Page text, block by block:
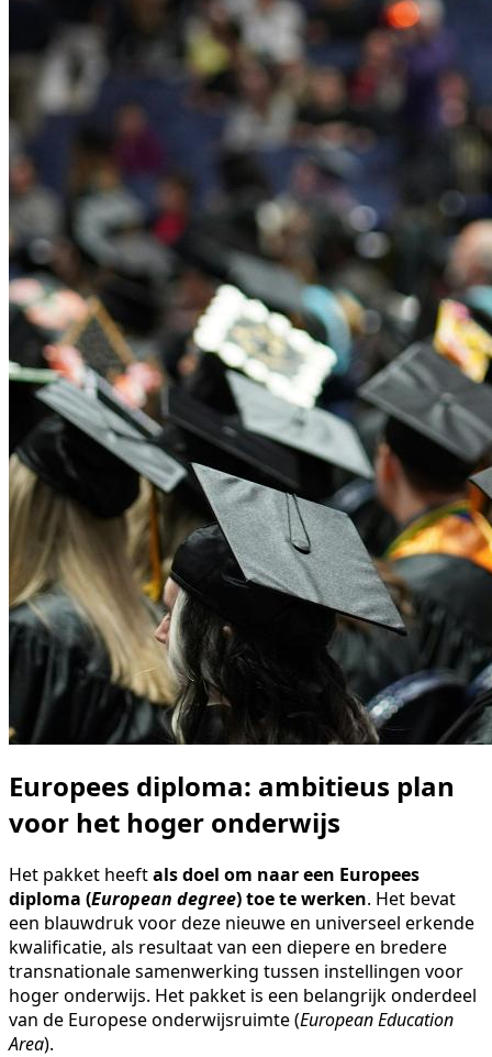
Europees diploma: ambitieus plan
voor het hoger onderwijs
Het pakket heeftals doel om naar een Europees
diploma (European degree) toe te werken. Het bevat
een blauwdruk voor deze nieuwe en universeel erkende
kwalificatie, als resultaat van een diepere en bredere
transnationale samenwerking tussen instellingen voor
hoger onderwijs. Het pakket is een belangrijk onderdeel
van de Europese onderwijsruimte (European Education
Area).